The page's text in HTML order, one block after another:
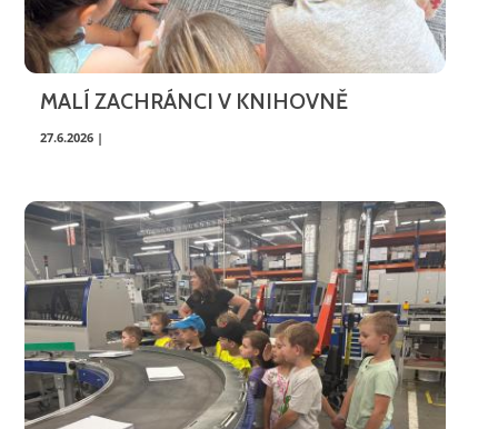
MALÍ ZACHRÁNCI V KNIHOVNĚ
27.6.2026 |